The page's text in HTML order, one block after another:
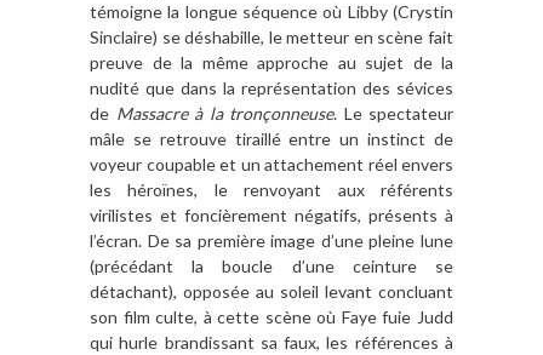
témoigne la longue séquence où Libby (Crystin
Sinclaire) se déshabille, le metteur en scène fait
preuve de la même approche au sujet de la
nudité que dans la représentation des sévices
de Massacre à la tronçonneuse. Le spectateur
mâle se retrouve tiraillé entre un instinct de
voyeur coupable et un attachement réel envers
les héroïnes, le renvoyant aux référents
virilistes et foncièrement négatifs, présents à
l’écran. De sa première image d’une pleine lune
(précédant la boucle d’une ceinture se
détachant), opposée au soleil levant concluant
son film culte, à cette scène où Faye fuie Judd
qui hurle brandissant sa faux, les références à